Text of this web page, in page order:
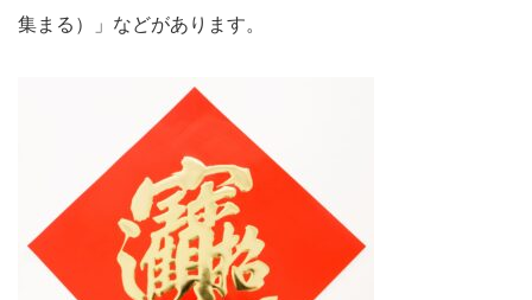
集まる）」などがあります。